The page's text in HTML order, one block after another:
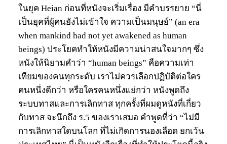
ในยุค Heian ก่อนที่หนังจะเริ่มเรื่อง มีคำบรรยาย “นี่
เป็นยุคที่ผู้คนยังไม่เข้าใจ ความเป็นมนุษย์” (an era
when mankind had not yet awakened as human
beings) ประโยคทำให้หนังมีความน่าสนใจมากๆ ซึ่ง
หนังให้นิยามคำว่า “human beings” คือความเท่า
เทียมของคนทุกระดับ เราไม่ควรเลือกปฏิบัติต่อใคร
คนหนึ่งดีกว่า หรือใครคนหนึ่งแย่กว่า หนังพูดถึง
ระบบทาสและการเลิกทาส ทุกครั้งที่ผมดูหนังที่เกี่ยว
กับทาส จะนึกถึง ร.5 ของเราเสมอ คำพูดที่ว่า “ไม่มี
การเลิกทาสใดบนโลก ที่ไม่เกิดการนองเลือด ยกเว้น